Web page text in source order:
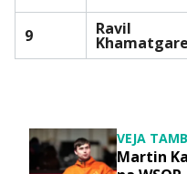
9
Ravil
VEJA
Martin